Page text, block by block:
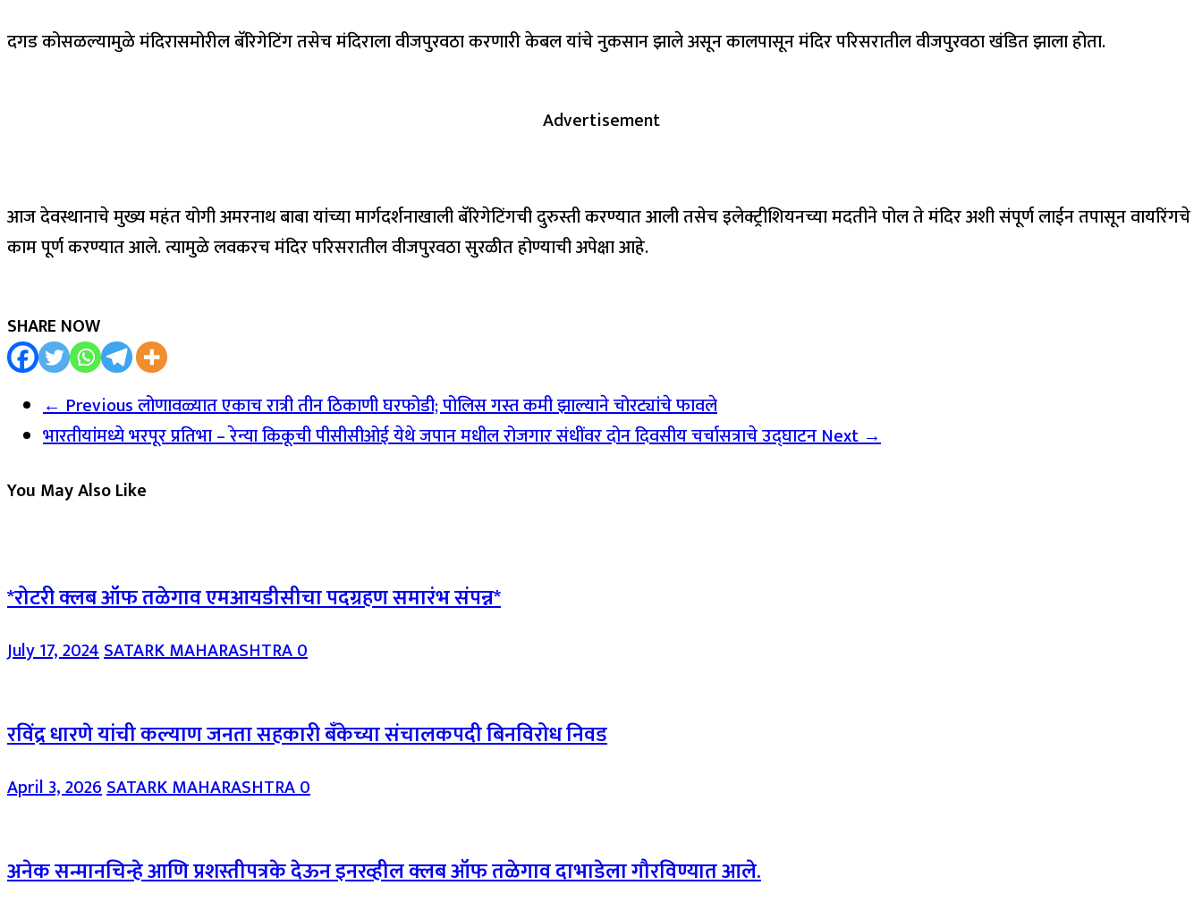
दगड कोसळल्यामुळे मंदिरासमोरील बॅरिगेटिंग तसेच मंदिराला वीजपुरवठा करणारी केबल यांचे नुकसान झाले असून कालपासून मंदिर परिसरातील वीजपुरवठा खंडित झाला होता.
Advertisement
आज देवस्थानाचे मुख्य महंत योगी अमरनाथ बाबा यांच्या मार्गदर्शनाखाली बॅरिगेटिंगची दुरुस्ती करण्यात आली तसेच इलेक्ट्रीशियनच्या मदतीने पोल ते मंदिर अशी संपूर्ण लाईन तपासून वायरिंगचे
काम पूर्ण करण्यात आले. त्यामुळे लवकरच मंदिर परिसरातील वीजपुरवठा सुरळीत होण्याची अपेक्षा आहे.
SHARE NOW
← Previousलोणावळ्यात एकाच रात्री तीन ठिकाणी घरफोडी; पोलिस गस्त कमी झाल्याने चोरट्यांचे फावले
भारतीयांमध्ये भरपूर प्रतिभा – रेन्या किकूची पीसीसीओई येथे जपान मधील रोजगार संधींवर दोन दिवसीय चर्चासत्राचे उद्घाटनNext →
You May Also Like
*रोटरी क्लब ऑफ तळेगाव एमआयडीसीचा पदग्रहण समारंभ संपन्न*
July 17, 2024SATARK MAHARASHTRA0
रविंद्र धारणे यांची कल्याण जनता सहकारी बॅंकेच्या संचालकपदी बिनविरोध निवड
April 3, 2026SATARK MAHARASHTRA0
अनेक सन्मानचिन्हे आणि प्रशस्तीपत्रके देऊन इनरव्हील क्लब ऑफ तळेगाव दाभाडेला गौरविण्यात आले.